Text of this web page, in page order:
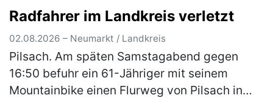
ordnete er sich versehentlich an d…(mehr)
Radfahrer im Landkreis verletzt
02.08.2026 – Neumarkt / Landkreis
Pilsach. Am späten Samstagabend gegen
16:50 befuhr ein 61-Jähriger mit seinem
Mountainbike einen Flurweg von Pilsach in